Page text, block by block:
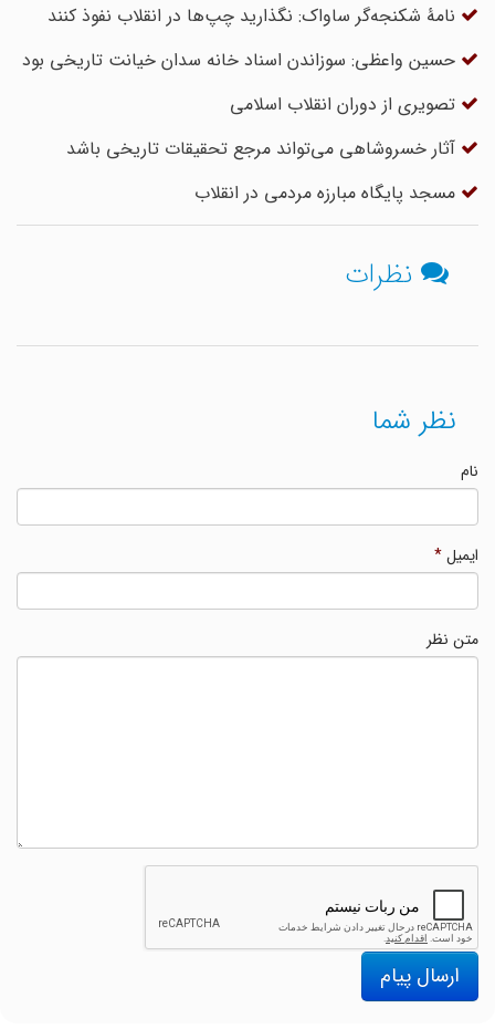
نامۀ شکنجه‌گر ساواک: نگذارید چپ‌ها در انقلاب نفوذ کنند
حسین واعظی: سوزاندن اسناد خانه سدان خیانت تاریخی بود
تصویری از دوران انقلاب اسلامی
آثار خسروشاهی می‌تواند مرجع تحقیقات تاریخی باشد
مسجد پایگاه مبارزه مردمی در انقلاب
نظرات
نظر شما
ایمیل*
متن نظر
ارسال پیام